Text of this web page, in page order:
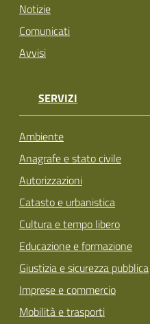
Notizie
Comunicati
Avvisi
SERVIZI
Ambiente
Anagrafe e stato civile
Autorizzazioni
Catasto e urbanistica
Cultura e tempo libero
Educazione e formazione
Giustizia e sicurezza pubblica
Imprese e commercio
Mobilità e trasporti